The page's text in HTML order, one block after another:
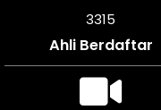
3582
Ahli Berdaftar